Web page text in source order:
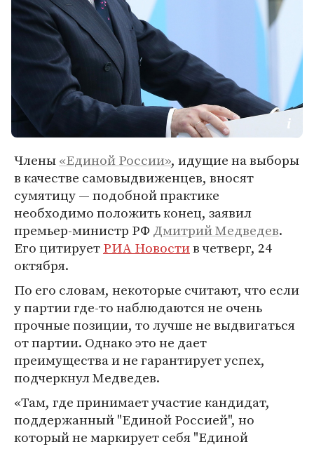
Члены«Единой России», идущие на выборы
в качестве самовыдвиженцев, вносят
сумятицу — подобной практике
необходимо положить конец, заявил
премьер-министр РФДмитрий Медведев.
Его цитируетРИА Новостив четверг, 24
октября.
По его словам, некоторые считают, что если
у партии где-то наблюдаются не очень
прочные позиции, то лучше не выдвигаться
от партии. Однако это не дает
преимущества и не гарантирует успех,
подчеркнул Медведев.
«Там, где принимает участие кандидат,
поддержанный "Единой Россией", но
который не маркирует себя "Единой